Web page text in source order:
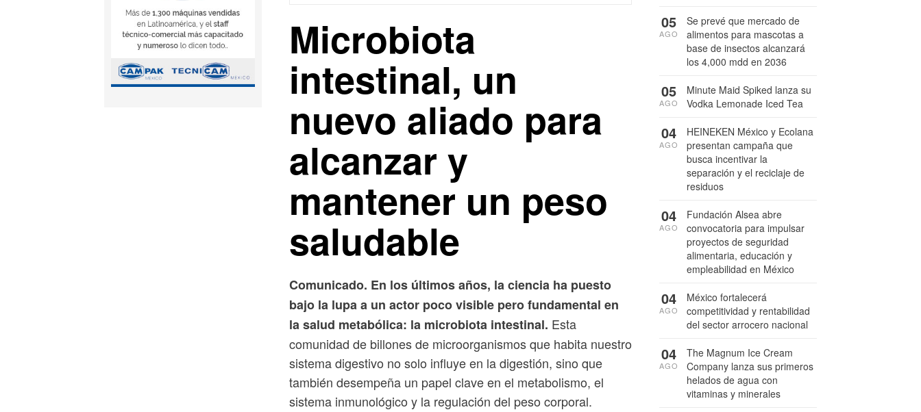
Microbiota
intestinal, un
nuevo aliado para
alcanzar y
mantener un peso
saludable
Comunicado. En los últimos años, la ciencia ha puesto
bajo la lupa a un actor poco visible pero fundamental en
la salud metabólica: la microbiota intestinal. Esta
comunidad de billones de microorganismos que habita nuestro
sistema digestivo no solo influye en la digestión, sino que
también desempeña un papel clave en el metabolismo, el
sistema inmunológico y la regulación del peso corporal.
Se prevé que mercado de
alimentos para mascotas a
base de insectos alcanzará
los 4,000 mdd en 2036
05
AGO
Minute Maid Spiked lanza su
Vodka Lemonade Iced Tea
05
AGO
HEINEKEN México y Ecolana
presentan campaña que
busca incentivar la
separación y el reciclaje de
residuos
04
AGO
Fundación Alsea abre
convocatoria para impulsar
proyectos de seguridad
alimentaria, educación y
empleabilidad en México
04
AGO
México fortalecerá
competitividad y rentabilidad
del sector arrocero nacional
04
AGO
The Magnum Ice Cream
Company lanza sus primeros
helados de agua con
vitaminas y minerales
04
AGO